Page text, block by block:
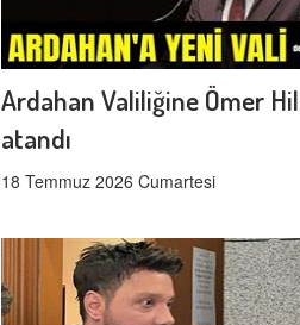
Ardahan Valiliğine Ömer
atandı
18 Temmuz 2026 Cumartesi